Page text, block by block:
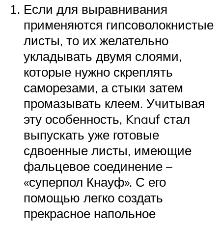
Если для выравнивания
применяются гипсоволокнистые
листы, то их желательно
укладывать двумя слоями,
которые нужно скреплять
саморезами, а стыки затем
промазывать клеем. Учитывая
эту особенность, Knauf стал
выпускать уже готовые
сдвоенные листы, имеющие
фальцевое соединение –
«суперпол Кнауф». С его
помощью легко создать
прекрасное напольное